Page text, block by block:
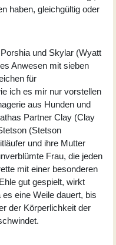
haben, gleichgültig oder
und Skylar (Wyatt
Anwesen mit sieben
für
ich es mir nur vorstellen
aus Hunden und
Partner Clay (Clay
(Stetson
und ihre Mutter
Frau, die jeden
mit einer besonderen
gut gespielt, wirkt
eine Weile dauert, bis
der Körperlichkeit der